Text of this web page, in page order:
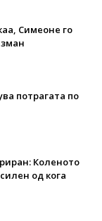
Симеоне го
потрагата по
Коленото
од кога